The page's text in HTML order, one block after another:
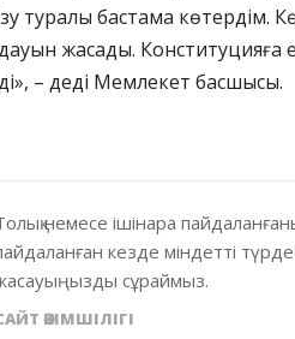
туралы бастама көтердім.
жасады. Конституцияға
– деді Мемлекет басшысы.
немесе ішінара
кезде міндетті
сұраймыз.
ӘКІМШІЛІГІ